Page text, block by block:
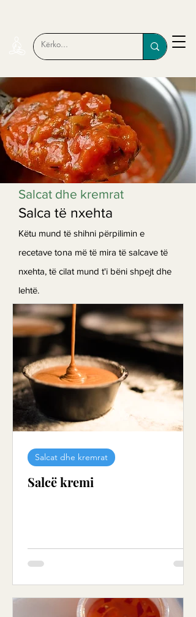
Salcat dhe kremrat
Salca të nxehta
Këtu mund të shihni përpilimin e
recetave tona më të mira të salcave të
nxehta, të cilat mund t'i bëni shpejt dhe
lehtë.
Salcë kremi
Salcat dhe kremrat